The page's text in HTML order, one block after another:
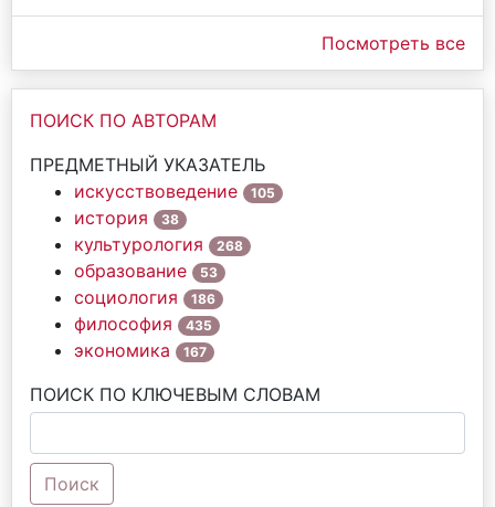
Посмотреть все
ПОИСК ПО АВТОРАМ
ПРЕДМЕТНЫЙ УКАЗАТЕЛЬ
искусствоведение
105
история 38
культурология 268
образование 53
социология 186
философия 435
экономика 167
ПОИСК ПО КЛЮЧЕВЫМ СЛОВАМ
Поиск